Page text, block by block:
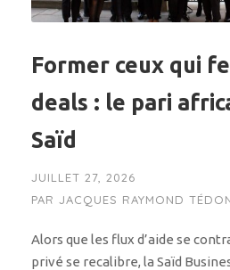
Former ceux qui
deals : le pari
Saïd
JUILLET 27, 2026
PAR JACQUES RAYMOND
Alors que les flux d’aide se
privé se recalibre, la Saïd